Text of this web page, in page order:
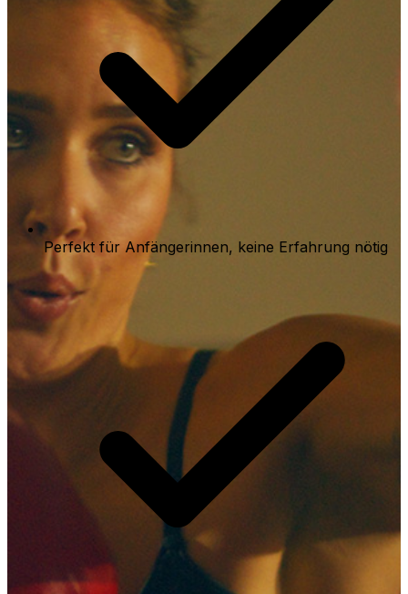
Perfekt für Anfängerinnen, keine Erfahrung nötig